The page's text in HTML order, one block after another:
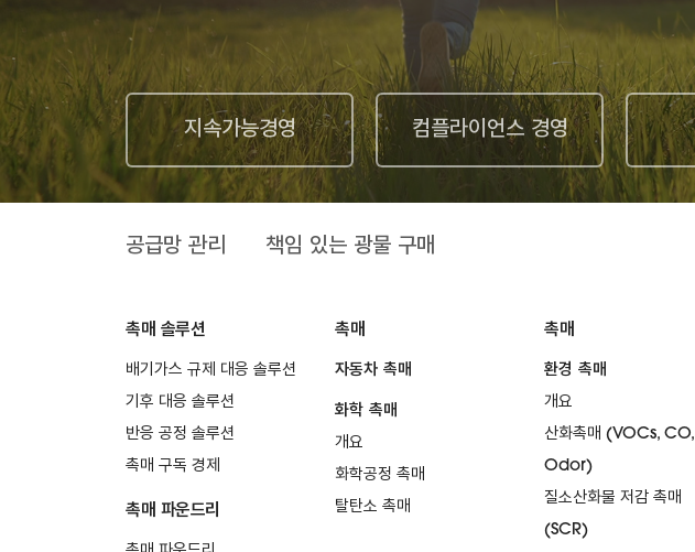
지속가능경영 컴플라이언스 경영
공급망 관리 책임 있는 광물 구매
촉매 솔루션
배기가스 규제 대응 솔루션
기후 대응 솔루션
반응 공정 솔루션
촉매 구독 경제
촉매 파운드리
촉매
자동차 촉매
화학 촉매
개요
화학공정 촉매
탈탄소 촉매
촉매
환경 촉매
개요
산화촉매 (VOCs, CO,
Odor)
질소산화물 저감 촉매
(SCR)